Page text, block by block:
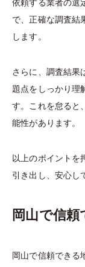
依頼する業者の選
で、正確な調査結
します。
さらに、調査結果
題点をしっかり理
す。これを怠ると
能性があります。
以上のポイントを
引き出し、安心し
岡山で信
岡山で信頼できる